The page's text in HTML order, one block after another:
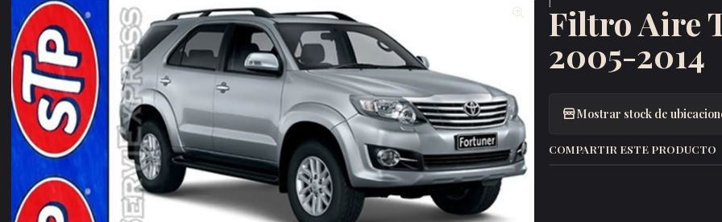
Filtro Aire
2005-2014
Mostrar stock de
COMPARTIR ESTE PRODUCTO